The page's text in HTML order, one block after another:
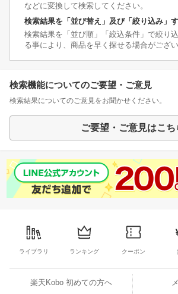
などに変換して検索してください。
検索結果を「並び替え」及び「絞り込み」
検索結果を「並び順」「絞込条件」で絞り
る事により、商品を早く探せる場合がござい
検索機能についてのご要望・ご意見
検索結果についてのご意見をお聞かせください。
ご要望・ご意見はこち
ライブラリ ランキング クーポン
楽天Kobo 初めての方へ